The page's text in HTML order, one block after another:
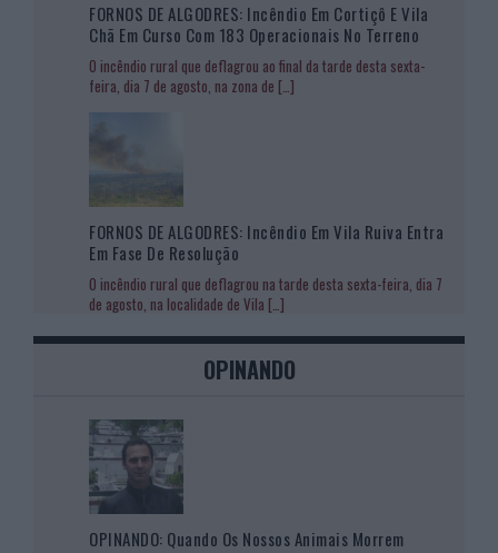
FORNOS DE ALGODRES: Incêndio Em Cortiçô E Vila
Chã Em Curso Com 183 Operacionais No Terreno
O incêndio rural que deflagrou ao final da tarde desta sexta-
feira, dia 7 de agosto, na zona de […]
FORNOS DE ALGODRES: Incêndio Em Vila Ruiva Entra
Em Fase De Resolução
O incêndio rural que deflagrou na tarde desta sexta-feira, dia 7
de agosto, na localidade de Vila […]
OPINANDO
OPINANDO: Quando Os Nossos Animais Morrem